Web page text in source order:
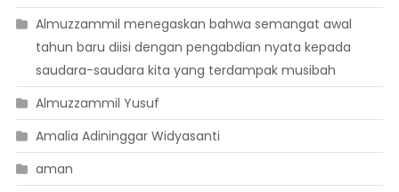
Almuzzammil menegaskan bahwa semangat awal
tahun baru diisi dengan pengabdian nyata kepada
saudara-saudara kita yang terdampak musibah
Almuzzammil Yusuf
Amalia Adininggar Widyasanti
aman